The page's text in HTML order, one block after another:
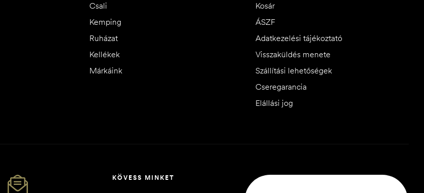
Csali
Kemping
Ruházat
Kellékek
Márkáink
Kosár
ÁSZF
Adatkezelési tájékoztató
Visszaküldés menete
Szállítási lehetőségek
Cseregarancia
Elállási jog
KÖVESS MINKET